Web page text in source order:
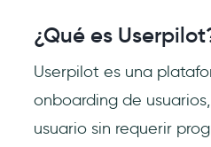
¿Qué es
Userpilot es una
onboarding de
usuario sin requerir